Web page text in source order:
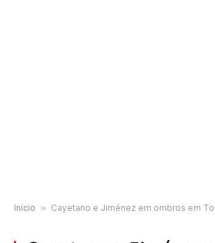
Início » Cayetano e Jiménez em ombros em Torrejón de Ardoz e forte